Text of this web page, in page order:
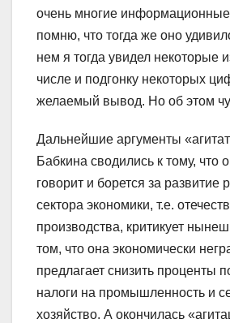
очень многие информационные
помню, что тогда же оно
нем я тогда увидел некоторые
числе и подгонку некоторых
желаемый вывод. Но об этом
Дальнейшие аргументы
Бабкина сводились к тому, что
говорит и борется за развитие
сектора экономики, т.е.
производства, критикует
том, что она экономически
предлагает снизить проценты
налоги на промышленность и
хозяйство. А окончилась